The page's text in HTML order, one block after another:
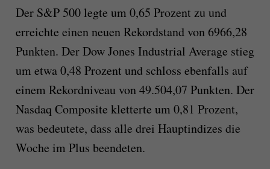
Der S&P 500 legte um 0,65 Prozent zu und
erreichte einen neuen Rekordstand von 6966,28
Punkten. Der Dow Jones Industrial Average stieg
um etwa 0,48 Prozent und schloss ebenfalls auf
einem Rekordniveau von 49.504,07 Punkten. Der
Nasdaq Composite kletterte um 0,81 Prozent,
was bedeutete, dass alle drei Hauptindizes die
Woche im Plus beendeten.